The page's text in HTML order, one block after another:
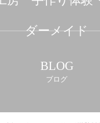
ダーメイド
BLOG
ブログ